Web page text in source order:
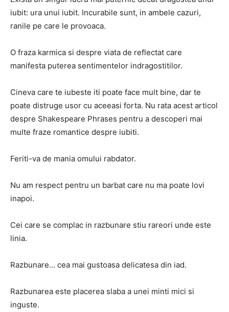
iubit: ura unui iubit. Incurabile sunt, in ambele cazuri,
ranile pe care le provoaca.
O fraza karmica si despre viata de reflectat care
manifesta puterea sentimentelor indragostitilor.
Cineva care te iubeste iti poate face mult bine, dar te
poate distruge usor cu aceeasi forta. Nu rata acest articol
despre Shakespeare Phrases pentru a descoperi mai
multe fraze romantice despre iubiti.
Feriti-va de mania omului rabdator.
Nu am respect pentru un barbat care nu ma poate lovi
inapoi.
Cei care se complac in razbunare stiu rareori unde este
linia.
Razbunare… cea mai gustoasa delicatesa din iad.
Razbunarea este placerea slaba a unei minti mici si
inguste.